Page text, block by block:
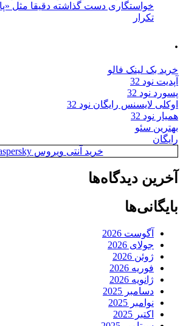
تکرار
.
خرید بک لینک فالو
آپدیت نود 32
پسورد نود 32
اوکلی لایسنس رایگان نود 32
همیار نود 32
بهترین سئو
رایگان
خرید آنتی ویروس Kaspersky
آخرین دیدگاه‌ها
بایگانی‌ها
آگوست 2026
جولای 2026
ژوئن 2026
فوریه 2026
ژانویه 2026
دسامبر 2025
نوامبر 2025
اکتبر 2025